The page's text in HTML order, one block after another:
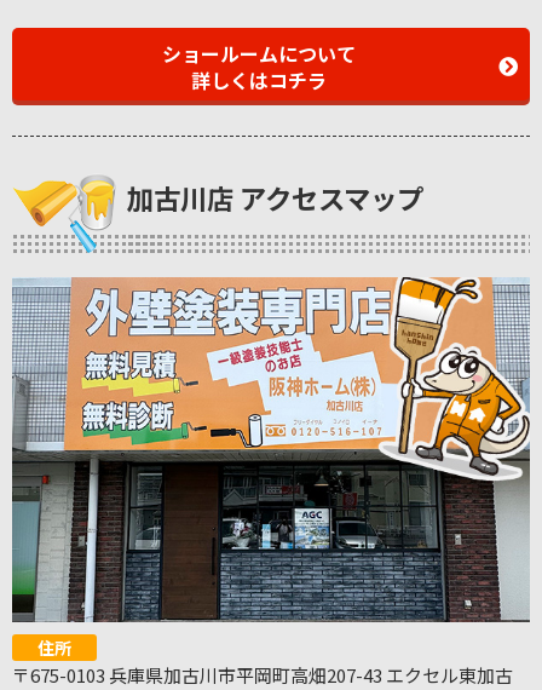
ショールームについて
詳しくはコチラ
加古川店 アクセスマップ
住所
〒675-0103 兵庫県加古川市平岡町高畑207-43 エクセル東加古